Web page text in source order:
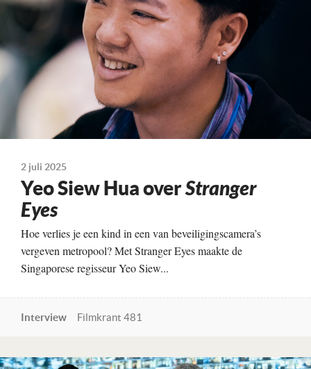
Kleur, 126 minuten
Te zien vanaf
24-07-2025
Land
Singapore, Taiwan, Frankrijk, Verenigde Staten, 2024
2 juli 2025
Yeo Siew Hua overStranger
Eyes
Hoe verlies je een kind in een van beveiligingscamera’s
vergeven metropool? Met Stranger Eyes maakte de
Singaporese regisseur Yeo Siew...
Interview Filmkrant 481
Lees verder